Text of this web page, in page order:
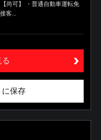
尚可】 ・普通自動車運転免
客...
に保存